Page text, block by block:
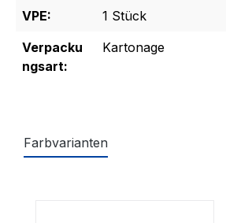
VPE:
1 Stück
Verpacku
ngsart:
Kartonage
Farbvarianten